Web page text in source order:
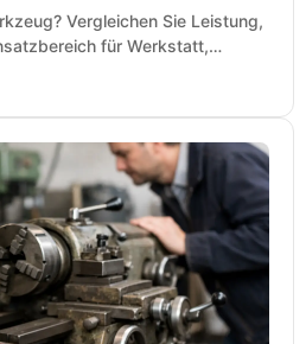
Vergleichen Sie Leistung,
für Werkstatt,